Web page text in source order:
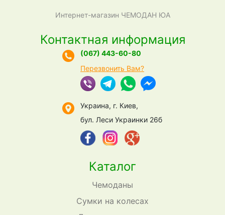
Интернет-магазин ЧЕМОДАН ЮА
Каталог
Чемоданы
Сумки на колесах
Контактная информация
(067) 443-60-80
Перезвонить Вам?
Украина, г. Киев,
бул. Леси Украинки 26б